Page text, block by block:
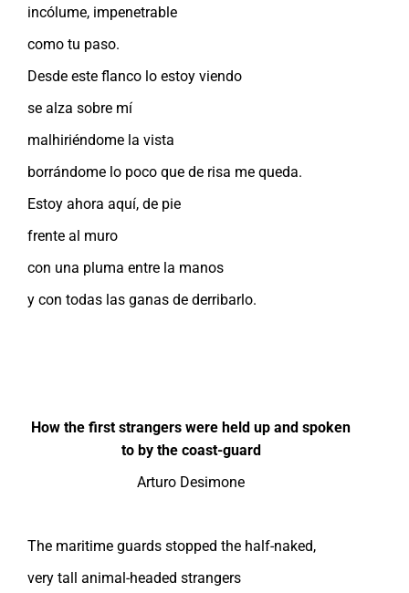
incólume, impenetrable
como tu paso.
Desde este flanco lo estoy viendo
se alza sobre mí
malhiriéndome la vista
borrándome lo poco que de risa me queda.
Estoy ahora aquí, de pie
frente al muro
con una pluma entre la manos
y con todas las ganas de derribarlo.
How the first strangers were held up and spoken
to by the coast-guard
Arturo Desimone
The maritime guards stopped the half-naked,
very tall animal-headed strangers